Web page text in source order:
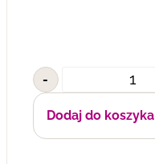
-
Dodaj do koszyka